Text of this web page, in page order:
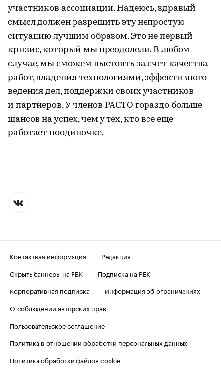
участников ассоциации. Надеюсь, здравый
смысл должен разрешить эту непростую
ситуацию лучшим образом. Это не первый
кризис, который мы преодолели. В любом
случае, мы сможем выстоять за счет качества
работ, владения технологиями, эффективного
ведения дел, поддержки своих участников
и партнеров. У членов РАСТО гораздо больше
шансов на успех, чем у тех, кто все еще
работает поодиночке.
Контактная информация
Редакция
Скрыть баннеры на РБК
Подписка на РБК
Корпоративная подписка
Информация об ограничениях
О соблюдении авторских прав
Пользовательское соглашение
Политика в отношении обработки персональных данных
Политика обработки файлов cookie